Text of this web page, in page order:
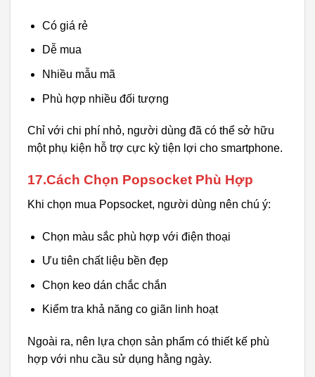
Có giá rẻ
Dễ mua
Nhiều mẫu mã
Phù hợp nhiều đối tượng
Chỉ với chi phí nhỏ, người dùng đã có thể sở hữu
một phụ kiện hỗ trợ cực kỳ tiện lợi cho smartphone.
17.Cách Chọn Popsocket Phù Hợp
Khi chọn mua Popsocket, người dùng nên chú ý:
Chọn màu sắc phù hợp với điện thoại
Ưu tiên chất liệu bền đẹp
Chọn keo dán chắc chắn
Kiểm tra khả năng co giãn linh hoạt
Ngoài ra, nên lựa chọn sản phẩm có thiết kế phù
hợp với nhu cầu sử dụng hằng ngày.